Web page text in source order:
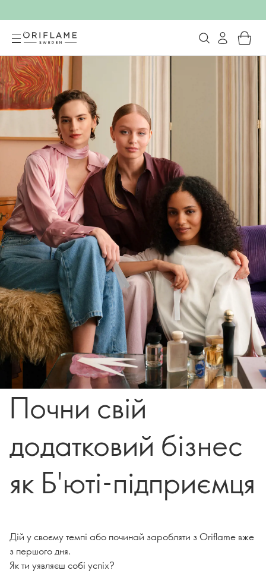
Почни свій
додатковий бізнес
як Б'юті-підприємця
Дій у своєму темпі або починай заробляти з Oriflame вже
з першого дня.
Як ти уявляєш собі успіх?